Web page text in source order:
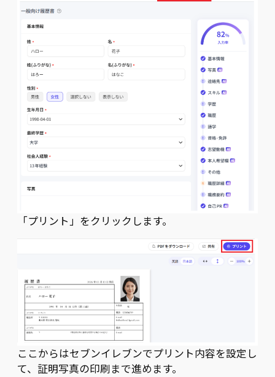
「プリント」をクリックします。
ここからはセブンイレブンでプリント内容を設定し
て、証明写真の印刷まで進めます。